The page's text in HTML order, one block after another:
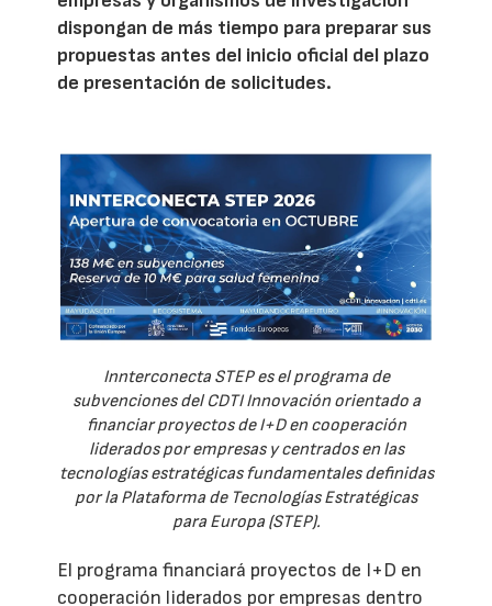
dispongan de más tiempo para preparar sus
propuestas antes del inicio oficial del plazo
de presentación de solicitudes.
Innterconecta STEP es el programa de
subvenciones del CDTI Innovación orientado a
financiar proyectos de I+D en cooperación
liderados por empresas y centrados en las
tecnologías estratégicas fundamentales definidas
por la Plataforma de Tecnologías Estratégicas
para Europa (STEP).
El programa financiará proyectos de I+D en
cooperación liderados por empresas dentro